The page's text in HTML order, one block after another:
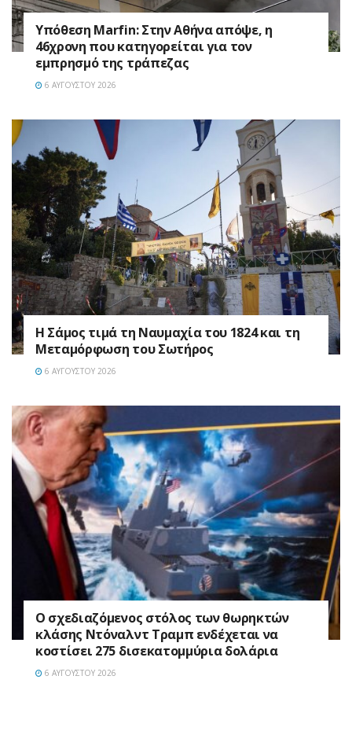
Υπόθεση Marfin: Στην Αθήνα απόψε, η
46χρονη που κατηγορείται για τον
εμπρησμό της τράπεζας
6 ΑΥΓΟΎΣΤΟΥ 2026
Η Σάμος τιμά τη Ναυμαχία του 1824 και τη
Μεταμόρφωση του Σωτήρος
6 ΑΥΓΟΎΣΤΟΥ 2026
Ο σχεδιαζόμενος στόλος των θωρηκτών
κλάσης Ντόναλντ Τραμπ ενδέχεται να
κοστίσει 275 δισεκατομμύρια δολάρια
6 ΑΥΓΟΎΣΤΟΥ 2026